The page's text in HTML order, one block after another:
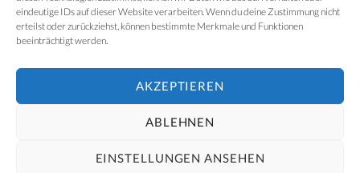
eindeutige IDs auf dieser Website verarbeiten. Wenn du deine Zustimmung nicht
erteilst oder zurückziehst, können bestimmte Merkmale und Funktionen
beeinträchtigt werden.
AKZEPTIEREN
ABLEHNEN
EINSTELLUNGEN ANSEHEN
2-TASTEN-ALARMGEBER